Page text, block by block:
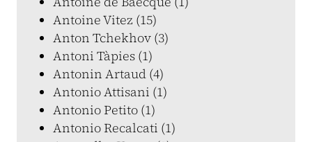
Antoine Vitez (15)
Anton Tchekhov (3)
Antoni Tàpies (1)
Antonin Artaud (4)
Antonio Attisani (1)
Antonio Petito (1)
Antonio Recalcati (1)